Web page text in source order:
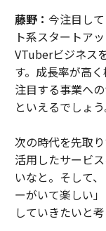
藤野： 今注目し
ト系スタートア
VTuberビジネス
す。成長率が高
注目する事業へ
といえるでしょう
次の時代を先取
活用したサービ
いなと。そして
ーがいて楽しい
していきたいと考